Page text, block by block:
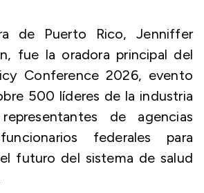
de Puerto Rico, Jenniffer
fue la oradora principal del
Conference 2026, evento
500 líderes de la industria
de agencias
federales para
futuro del sistema de salud